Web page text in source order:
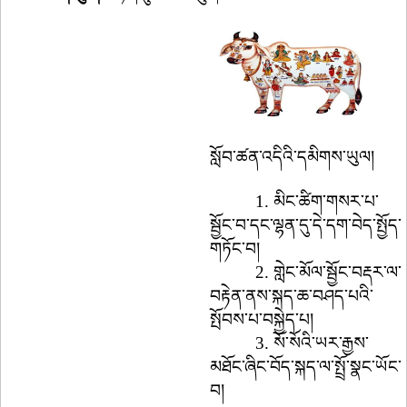
སློབ་ཚན་འདིའི་དམིགས་ཡུལ།
1. མིང་ཚིག་གསར་པ་
སྦྱོང་བ་དང་ལྷན་དུ་དེ་དག་བེད་སྤྱོད་
གཏོང་བ།
2. གླེང་མོལ་སྦྱོང་བརྡར་ལ་
བརྟེན་ནས་སྐད་ཆ་བཤད་པའི་
སྤོབས་པ་བསྐྱེད་པ།
3. སོ་སོའི་ཡར་རྒྱས་
མཐོང་ཞིང་བོད་སྐད་ལ་སྤྲོ་སྣང་ཡོང་
བ།